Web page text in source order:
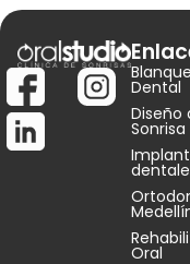
Dental
Diseño
Sonrisa
Oral